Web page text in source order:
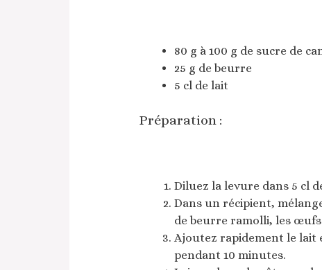
80 g à 100 g de sucre de
25 g de beurre
5 cl de lait
Préparation :
Diluez la levure dans 5 cl
Dans un récipient,
de beurre ramolli, les
Ajoutez rapidement le lait
pendant 10 minutes.